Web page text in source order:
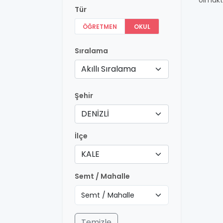
Tür
ÖĞRETMEN OKUL
Sıralama
Akıllı Sıralama
Şehir
DENİZLİ
İlçe
KALE
Semt / Mahalle